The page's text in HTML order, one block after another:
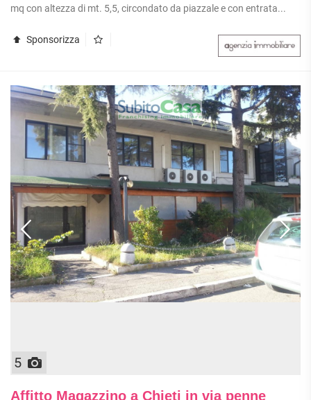
mq con altezza di mt. 5,5, circondato da piazzale e con entrata...
Sponsorizza
5
Affitto Magazzino a Chieti in via penne